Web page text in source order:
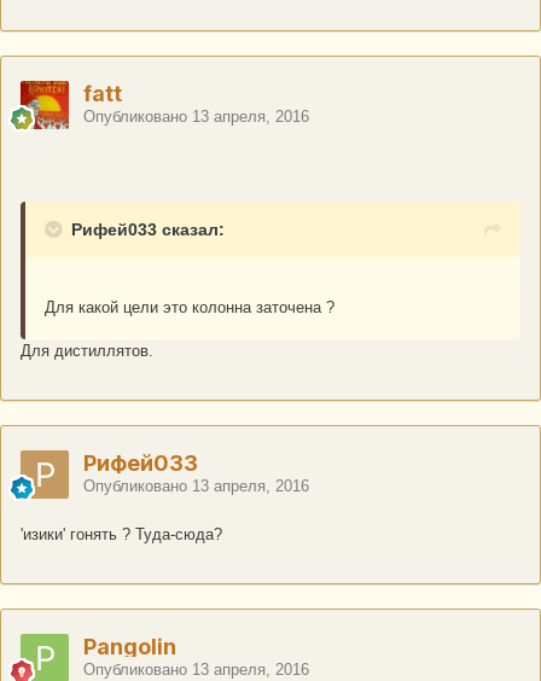
fatt
Опубликовано 13 апреля, 2016
Рифей033 сказал:
Для какой цели это колонна заточена ?
Для дистиллятов.
Рифей033
Опубликовано 13 апреля, 2016
'изики' гонять ? Туда-сюда?
Рangolin
Опубликовано 13 апреля, 2016